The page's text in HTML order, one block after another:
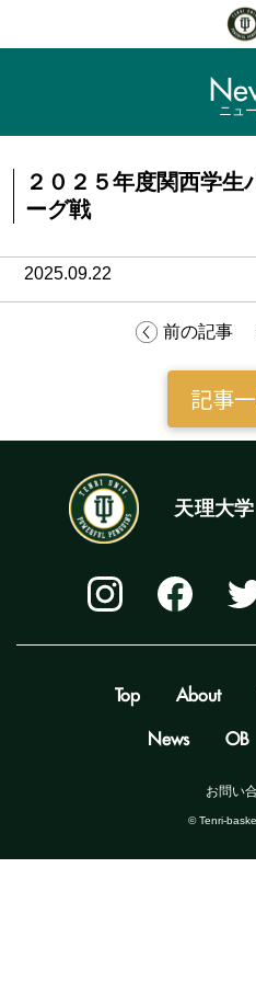
ニュ
２０２５年度関西学
ーグ戦
2025.09.22
前の記事
記事
天理大
Top About
News OB
お問い
©️ Tenri-